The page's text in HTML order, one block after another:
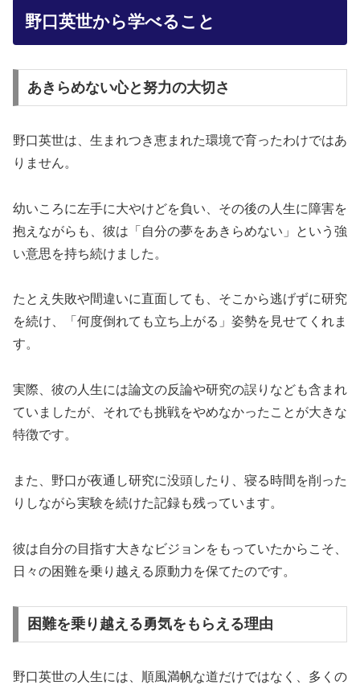
野口英世から学べること
あきらめない心と努力の大切さ
野口英世は、生まれつき恵まれた環境で育ったわけではあ
りません。
幼いころに左手に大やけどを負い、その後の人生に障害を
抱えながらも、彼は「自分の夢をあきらめない」という強
い意思を持ち続けました。
たとえ失敗や間違いに直面しても、そこから逃げずに研究
を続け、「何度倒れても立ち上がる」姿勢を見せてくれま
す。
実際、彼の人生には論文の反論や研究の誤りなども含まれ
ていましたが、それでも挑戦をやめなかったことが大きな
特徴です。
また、野口が夜通し研究に没頭したり、寝る時間を削った
りしながら実験を続けた記録も残っています。
彼は自分の目指す大きなビジョンをもっていたからこそ、
日々の困難を乗り越える原動力を保てたのです。
困難を乗り越える勇気をもらえる理由
野口英世の人生には、順風満帆な道だけではなく、多くの